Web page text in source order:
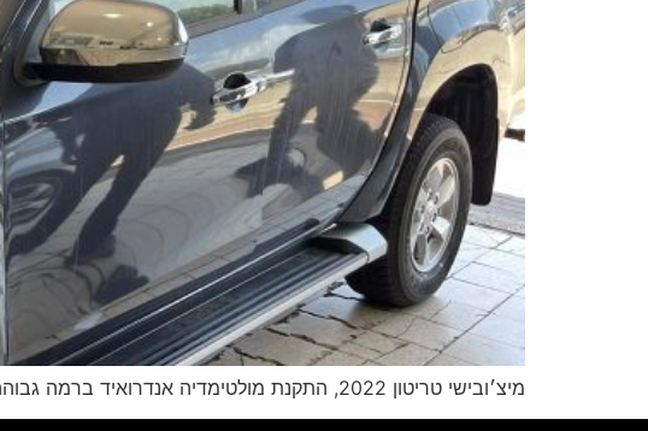
מיצ׳ובישי טריטון 2022, התקנת מולטימדיה אנדרואיד ברמה גבוהה מאוד,